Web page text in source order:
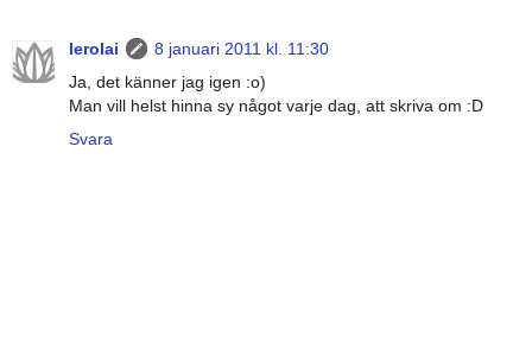
lerolai
8 januari 2011 kl. 11:30
Ja, det känner jag igen :o)
Man vill helst hinna sy något varje dag, att skriva om :D
Svara